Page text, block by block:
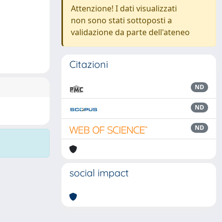
Attenzione! I dati visualizzati
non sono stati sottoposti a
validazione da parte dell'ateneo
Citazioni
ND
ND
ND
social impact